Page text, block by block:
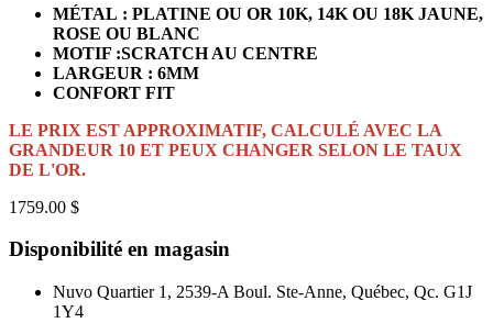
MÉTAL : PLATINE OU OR 10K, 14K OU 18K JAUNE,
ROSE OU BLANC
MOTIF :SCRATCH AU CENTRE
LARGEUR : 6MM
CONFORT FIT
LE PRIX EST APPROXIMATIF, CALCULÉ AVEC LA
GRANDEUR 10 ET PEUX CHANGER SELON LE TAUX
DE L'OR.
1759.00 $
Disponibilité en magasin
Nuvo Quartier 1, 2539-A Boul. Ste-Anne, Québec, Qc. G1J
1Y4